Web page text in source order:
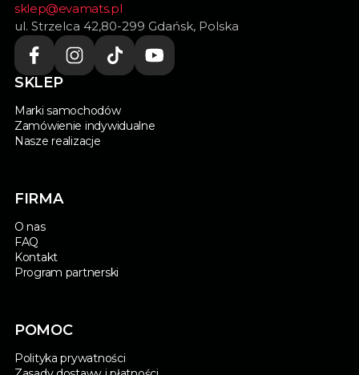
SKLEP
Marki samochodów
Zamówienie indywidualne
Nasze realizacje
FIRMA
O nas
FAQ
Kontakt
Program partnerski
POMOC
Polityka prywatności
sklep@evamats.pl
ul. Strzelca 42,80-299 Gdańsk, Polska